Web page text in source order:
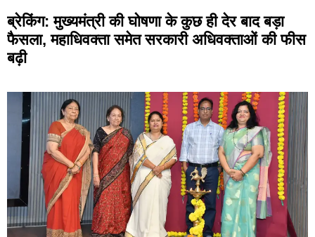
ब्रेकिंग: मुख्यमंत्री की घोषणा के कुछ ही देर बाद बड़ा
फैसला, महाधिवक्ता समेत सरकारी अधिवक्ताओं की फीस
बढ़ी